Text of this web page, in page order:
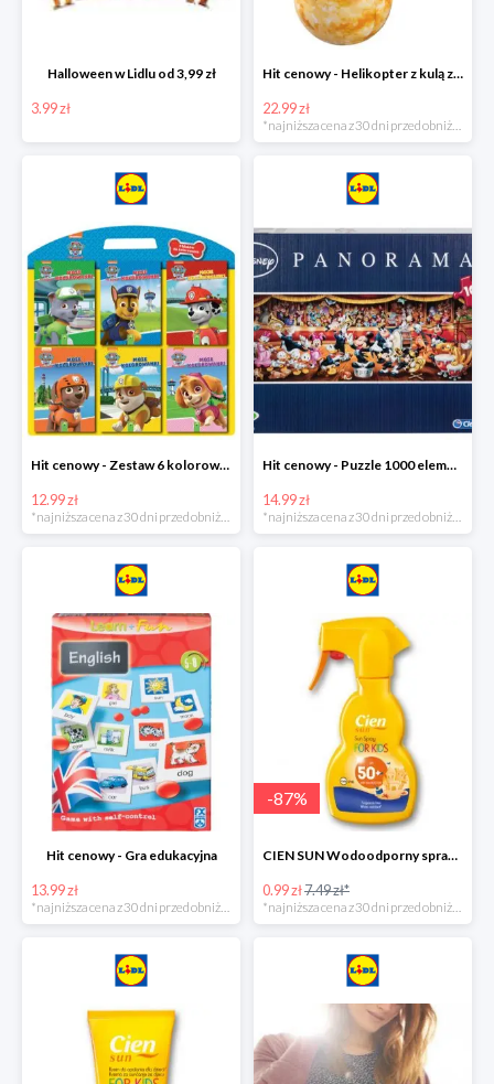
Halloween w Lidlu od 3,99 zł
3.99 zł
Hit cenowy - Helikopter z kulą z podświetleniem LED
22.99 zł
*najniższa cena z 30 dni przed obniżką
Hit cenowy - Zestaw 6 kolorowanek
12.99 zł
Hit cenowy - Puzzle 1000 elementów
14.99 zł
Hit cenowy - Gra edukacyjna
13.99 zł
*najniższa cena z 30 dni przed obniżką
-87%
CIEN SUN Wodoodporny spray do opalania dla dzieci z SPF50 -75%
0.99 zł7.49 zł*
*najniższa cena z 30 dni przed obniżką